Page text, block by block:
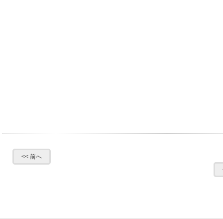
<< 前へ